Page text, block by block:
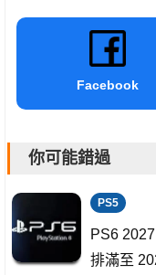
Facebook
你可能錯過
PS5
PS6
排滿至